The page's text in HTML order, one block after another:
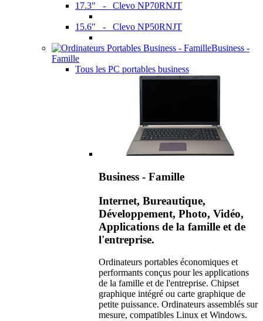
17.3" - Clevo NP70RNJT
15.6" - Clevo NP50RNJT
Business -
Famille
Tous les PC portables business
Business - Famille
Internet, Bureautique,
Développement, Photo, Vidéo,
Applications de la famille et de
l'entreprise.
Ordinateurs portables économiques et
performants conçus pour les applications
de la famille et de l'entreprise. Chipset
graphique intégré ou carte graphique de
petite puissance. Ordinateurs assemblés sur
mesure, compatibles Linux et Windows.